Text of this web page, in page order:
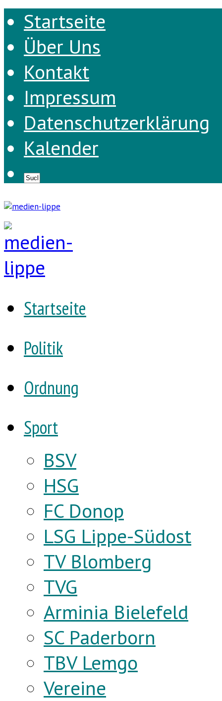
Startseite
Über Uns
Kontakt
Impressum
Datenschutzerklärung
Kalender
Startseite
Politik
Ordnung
Sport
BSV
HSG
FC Donop
LSG Lippe-Südost
TV Blomberg
TVG
Arminia Bielefeld
SC Paderborn
TBV Lemgo
Vereine